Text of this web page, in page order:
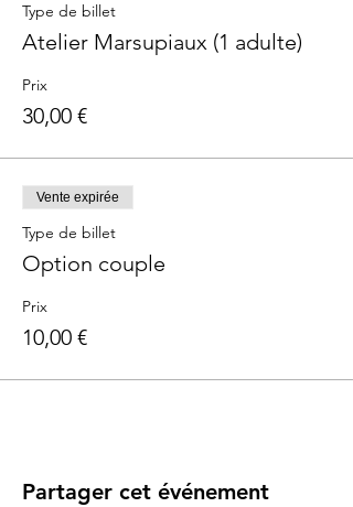
Type de billet
Atelier Marsupiaux (1 adulte)
Prix
30,00 €
Vente expirée
Type de billet
Option couple
Prix
10,00 €
Partager cet événement